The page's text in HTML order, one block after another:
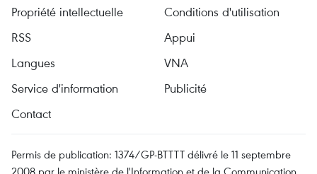
Propriété intellectuelle
Conditions d'utilisation
RSS
Appui
Langues
VNA
Service d'information
Publicité
Contact
Permis de publication: 1374/GP-BTTTT délivré le 11 septembre